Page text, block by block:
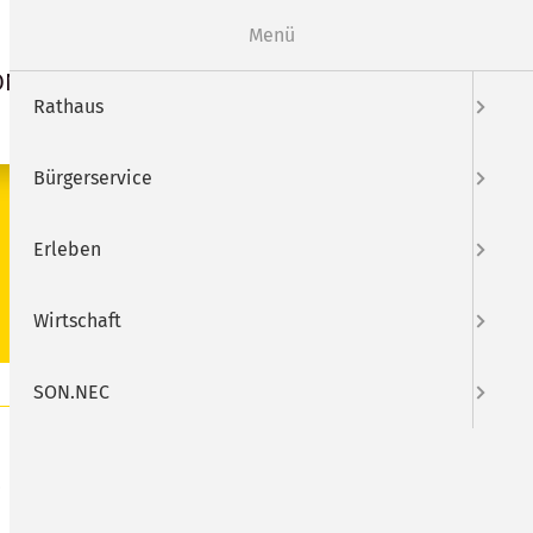
Webcam
Zentrum
Menü
Rathaus
Bürgerservice
Erleben
Wirtschaft
SON.NEC